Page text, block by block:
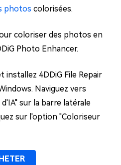
photos colorisées.
coloriser des photos en
Photo Enhancer.
installez 4DDiG File Repair
Naviguez vers
sur la barre latérale
sur l'option "Coloriseur